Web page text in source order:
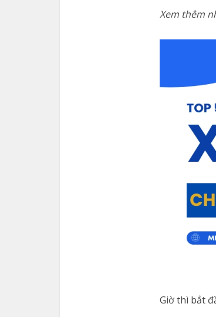
Xem thêm
Giờ thì bắt